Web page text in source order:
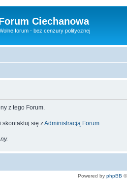
Ciechanowa
forum - bez cenzury politycznej
z tego Forum.
skontaktuj się zAdministracją Forum
Powered by phpBB